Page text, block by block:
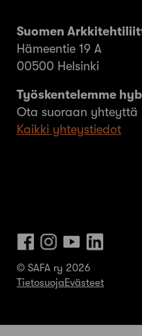
Suomen
Hämeentie 19 A
00500 Helsinki
Työskentelemme
Ota suoraan yhteyttä
Kaikki yhteystiedot
© SAFA ry 2026
TietosuojaEvästeet